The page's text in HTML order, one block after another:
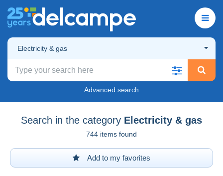
Electricity & gas
Advanced search
Search in the category Electricity & gas
744 items found
Add to my favorites